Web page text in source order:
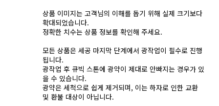
상품 이미지는 고객님의 이해를 돕기 위해 실제 크기보다
확대되었습니다.
정확한 치수는 상품 정보를 확인해 주세요.
모든 상품은 세공 마지막 단계에서 광작업이 필수로 진행
됩니다.
광작업 후 큐빅 스톤에 광약이 제대로 안빠지는 경우가 있
을 수 있습니다.
광약은 세척으로 쉽게 제거되며, 이는 하자로 인한 교환
및 환불 대상이 아닙니다.